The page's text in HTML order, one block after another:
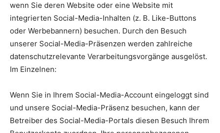
wenn Sie deren Website oder eine Website mit
integrierten Social-Media-Inhalten (z. B. Like-Buttons
oder Werbebannern) besuchen. Durch den Besuch
unserer Social-Media-Präsenzen werden zahlreiche
datenschutzrelevante Verarbeitungsvorgänge ausgelöst.
Im Einzelnen:
Wenn Sie in Ihrem Social-Media-Account eingeloggt sind
und unsere Social-Media-Präsenz besuchen, kann der
Betreiber des Social-Media-Portals diesen Besuch Ihrem